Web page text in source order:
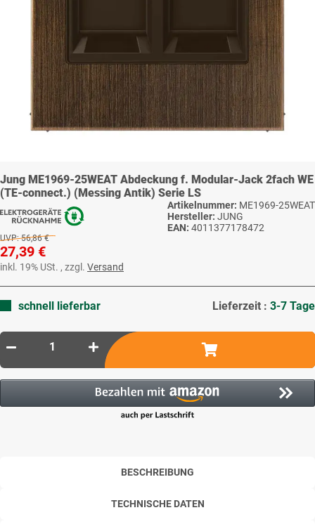
Jung ME1969-25WEAT Abdeckung f. Modular-Jack 2fach WE
(TE-connect.) (Messing Antik) Serie LS
Artikelnummer: ME1969-25WEAT
Hersteller: JUNG
EAN: 4011377178472
UVP: 56,86 €
27,39 €
inkl. 19% USt. , zzgl. Versand
schnell lieferbar Lieferzeit : 3-7 Tage
BESCHREIBUNG
TECHNISCHE DATEN